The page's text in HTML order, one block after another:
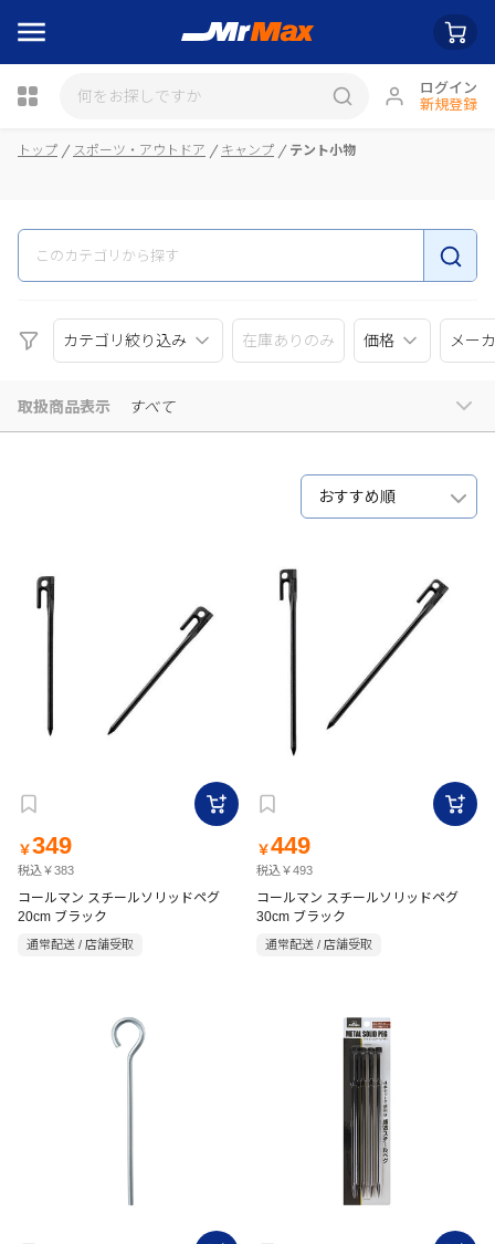
ログイン
新規登録
瓶詰
トップ スポーツ・アウトドア キャンプ テント小物
カテゴリ絞り込み 在庫ありのみ 価格 メー
取扱商品表示 すべて
おすすめ順
￥349
税込￥383
コールマン スチールソリッドペグ
20cm ブラック
通常配送 / 店舗受取
￥449
税込￥493
コールマン スチールソリッドペグ
30cm ブラック
通常配送 / 店舗受取